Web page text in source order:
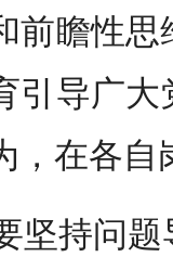
前瞻性
引导广
，在各自
坚持问